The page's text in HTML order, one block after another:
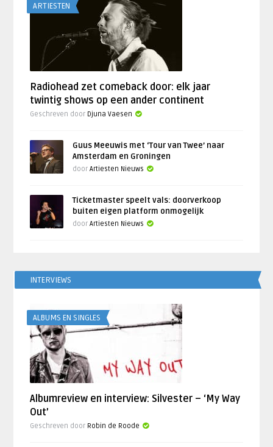
ARTIESTEN
Radiohead zet comeback door: elk jaar
twintig shows op een ander continent
Geschreven door Djuna Vaesen
Guus Meeuwis met ‘Tour van Twee’ naar
Amsterdam en Groningen
doorArtiesten Nieuws
Ticketmaster speelt vals: doorverkoop
buiten eigen platform onmogelijk
doorArtiesten Nieuws
INTERVIEWS
ALBUMS EN SINGLES
Albumreview en interview: Silvester – ‘My Way
Out’
Geschreven door Robin de Roode